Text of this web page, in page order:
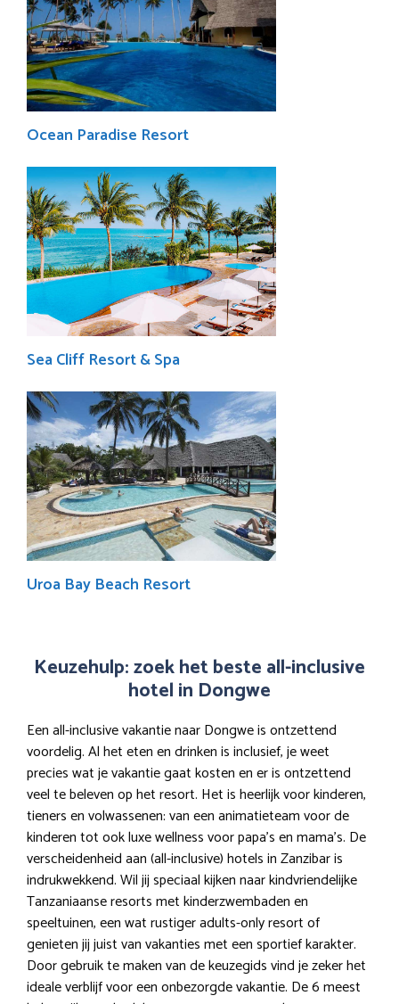
Ocean Paradise Resort
Sea Cliff Resort & Spa
Uroa Bay Beach Resort
Keuzehulp: zoek het beste all-inclusive
hotel in Dongwe
Een all-inclusive vakantie naar Dongwe is ontzettend
voordelig. Al het eten en drinken is inclusief, je weet
precies wat je vakantie gaat kosten en er is ontzettend
veel te beleven op het resort. Het is heerlijk voor kinderen,
tieners en volwassenen: van een animatieteam voor de
kinderen tot ook luxe wellness voor papa’s en mama’s. De
verscheidenheid aan (all-inclusive) hotels in Zanzibar is
indrukwekkend. Wil jij speciaal kijken naar kindvriendelijke
Tanzaniaanse resorts met kinderzwembaden en
speeltuinen, een wat rustiger adults-only resort of
genieten jij juist van vakanties met een sportief karakter.
Door gebruik te maken van de keuzegids vind je zeker het
ideale verblijf voor een onbezorgde vakantie. De 6 meest